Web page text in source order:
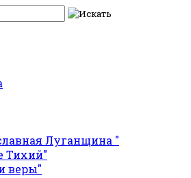
Луганщина "
Тихий"
веры"